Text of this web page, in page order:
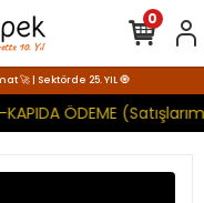
🚀 | Sektörde 25. YIL 🧿
ÖDEME
0